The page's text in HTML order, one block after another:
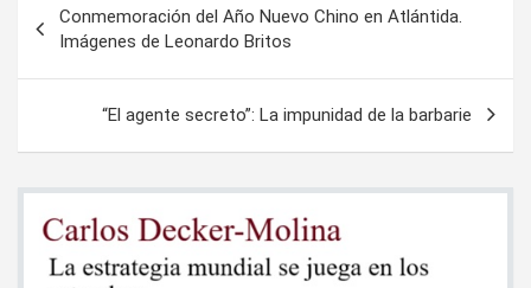
de
entradas
Conmemoración del Año Nuevo Chino en Atlántida.
Imágenes de Leonardo Britos
“El agente secreto”: La impunidad de la barbarie